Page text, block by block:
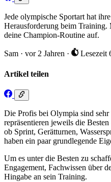
Jede olympische Sportart hat
Herausforderung beim
deine Champion-Routine auf.
Sam · vor 2 Jahren · Lesezeit
Artikel teilen
Die Profis bei Olympia sind sehr
repräsentieren jeweils die
ob Sprint, Gerätturnen,
haben ein paar grundlegende
Um es unter die Besten zu
Engagement, Fachwissen über
Hingabe an sein Training.